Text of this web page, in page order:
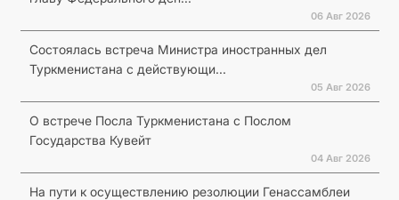
06 Авг 2026
Состоялась встреча Министра иностранных дел
Туркменистана с действующи...
05 Авг 2026
О встрече Посла Туркменистана с Послом
Государства Кувейт
04 Авг 2026
На пути к осуществлению резолюции Генассамблеи